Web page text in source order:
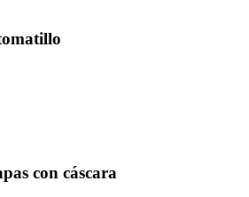
con cáscara